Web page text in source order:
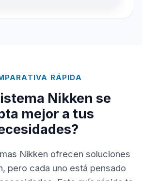
RÁPIDA
Nikken se
mejor a tus
Nikken ofrecen soluciones
pero cada uno está pensado